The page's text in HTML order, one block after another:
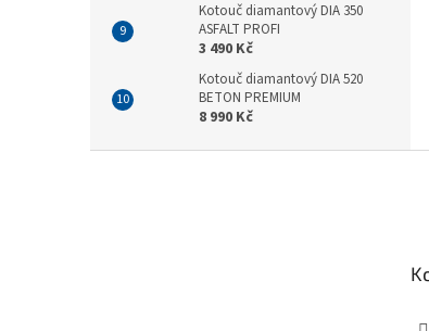
Kotouč diamantový DIA 350
ASFALT PROFI
3 490 Kč
Kotouč diamantový DIA 520
BETON PREMIUM
8 990 Kč